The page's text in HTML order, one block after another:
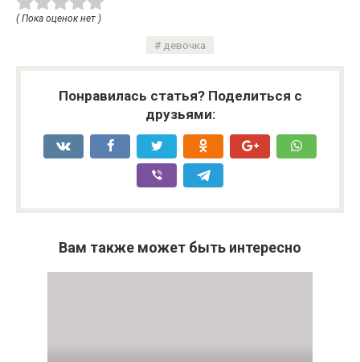
( Пока оценок нет )
девочка
Понравилась статья? Поделиться с
друзьями:
Вам также может быть интересно